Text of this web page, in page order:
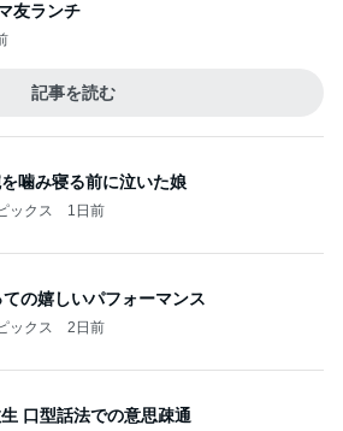
友ランチ
記事を読む
噛み寝る前に泣いた娘
ックス 1日前
の嬉しいパフォーマンス
ックス 2日前
口型話法での意思疎通